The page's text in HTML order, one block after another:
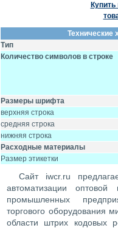
Технические
Тип
Количество символов в строке
Размеры шрифта
верхняя строка
средняя строка
нижняя строка
Расходные материалы
Размер этикетки
Сайт iwcr.ru
автоматизации
промышленных
торгового оборудования
области штрих кодовых